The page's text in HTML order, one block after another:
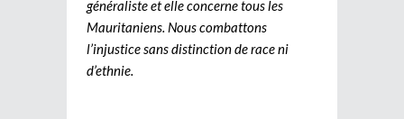
généraliste et elle concerne tous les
Mauritaniens. Nous combattons
l’injustice sans distinction de race ni
d’ethnie.